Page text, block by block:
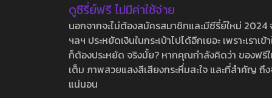
ดูซีรี่ย์ฟรี ไม่มีค่าใช้จ่าย
นอกจากจะไม่ต้องสมัครสมาชิกและมีซีรี่ย์ใหม่
ฯลฯ ประหยัดเงินในกระเป๋าไปได้อีกเยอะ เพราะเร
ก็ต้องประหยัด จริงมั้ย? หากคุณกำลังคิดว่า ของฟ
เต็ม ภาพสวยแสงสีเสียงกระหึ่มสะใจ และที่สำคัญ
แน่นอน